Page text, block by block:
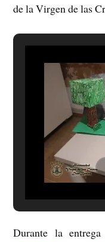
de la Virgen de las
Durante la